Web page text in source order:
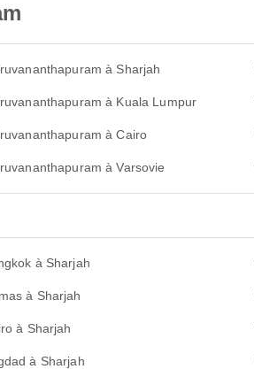
à Sharjah
à Kuala Lumpur
à Cairo
à Varsovie
à Sharjah
à Sharjah
à Sharjah
à Sharjah